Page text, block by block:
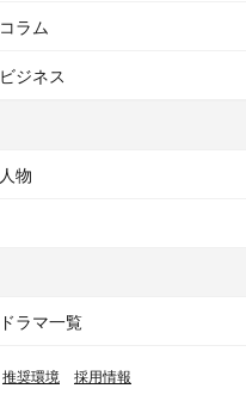
コラム
ビジネス
人物
ドラマ一覧
推奨環境 採用情報